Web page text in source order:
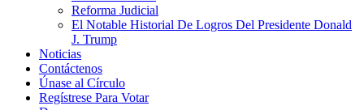
Reforma Judicial
El Notable Historial De Logros Del Presidente Donald
J. Trump
Noticias
Contáctenos
Únase al Círculo
Regístrese Para Votar